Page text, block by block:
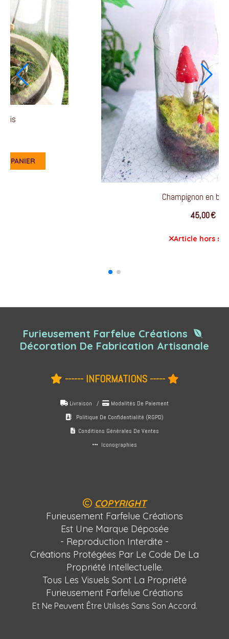
Fée des bois
136,00 €
AJOUTER AU PANIER
Furieusement Farfelue Créations 
Décoration De Fabrication Artisanale
 ------ INFORMATIONS ----- 
 Livraison /  Modalités De Paiement
 Politique De Confidentialité (RGPD)
Conditions Générales De Ventes
 Iconographies
 COPYRIGHT
Furieusement Farfelue Créations
Est Une Marque Déposée
- Reproduction Interdite -
Créations Protégées Par Le Code De La
Propriété Intellectuelle.
Tous Les Visuels Sont La Propriété
Furieusement Farfelue Créations
Et Ne Peuvent Être Utilisés Sans Son Accord.